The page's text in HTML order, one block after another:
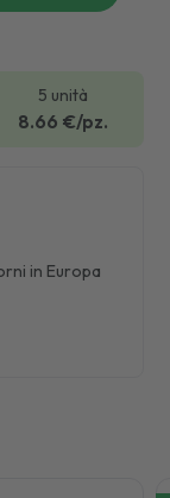
5 unità
8.66 €/pz.
in Europa